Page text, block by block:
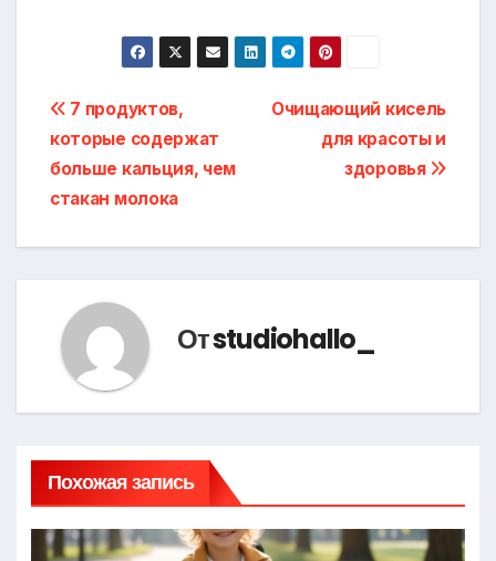
Навигация
по
записям
Очищающий кисель
для красоты и
здоровья
7 продуктов,
которые содержат
больше кальция, чем
стакан молока
Отstudiohallo_
Похожая запись